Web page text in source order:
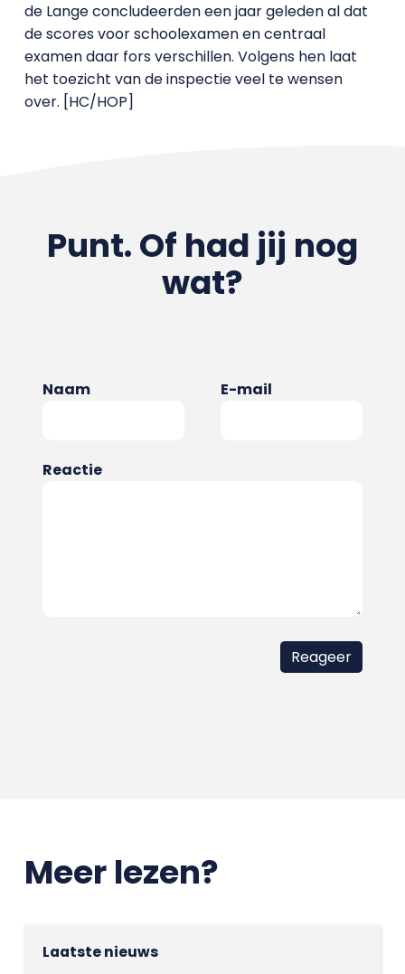
de Lange concludeerden een jaar geleden al dat
de scores voor schoolexamen en centraal
examen daar fors verschillen. Volgens hen laat
het toezicht van de inspectie veel te wensen
over. [HC/HOP]
Punt. Of had jij nog
wat?
Naam E-mail
Reactie
Meer lezen?
Laatste nieuws